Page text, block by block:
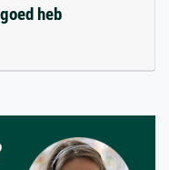
heb